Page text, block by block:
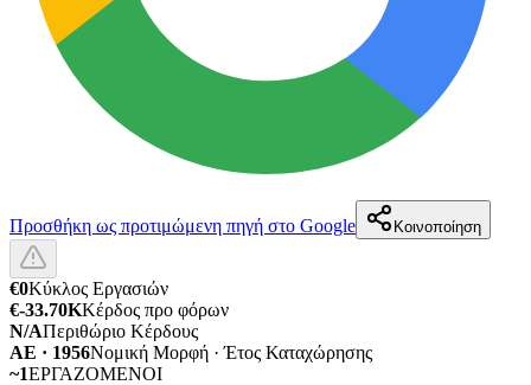
Προσθήκη ως προτιμώμενη πηγή στο Google Κοινοποίηση
€0Κύκλος Εργασιών
€-33.70KΚέρδος προ φόρων
N/AΠεριθώριο Κέρδους
ΑΕ · 1956Νομική Μορφή · Έτος Καταχώρησης
~1ΕΡΓΑΖΟΜΕΝΟΙ